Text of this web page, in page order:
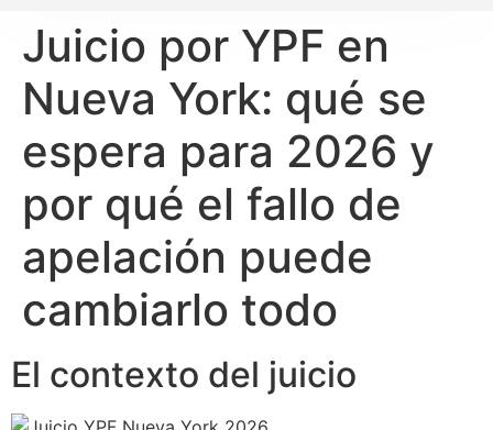
Juicio por YPF en
Nueva York: qué se
espera para 2026 y
por qué el fallo de
apelación puede
cambiarlo todo
El contexto del juicio